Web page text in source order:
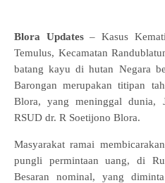
Blora Updates– Kasus
Temulus, Kecamatan
batang kayu di hutan Negara
Barongan merupakan titipan
Blora, yang meninggal dunia,
RSUD dr. R Soetijono Blora.
Masyarakat ramai
pungli permintaan uang, di
Besaran nominal, yang